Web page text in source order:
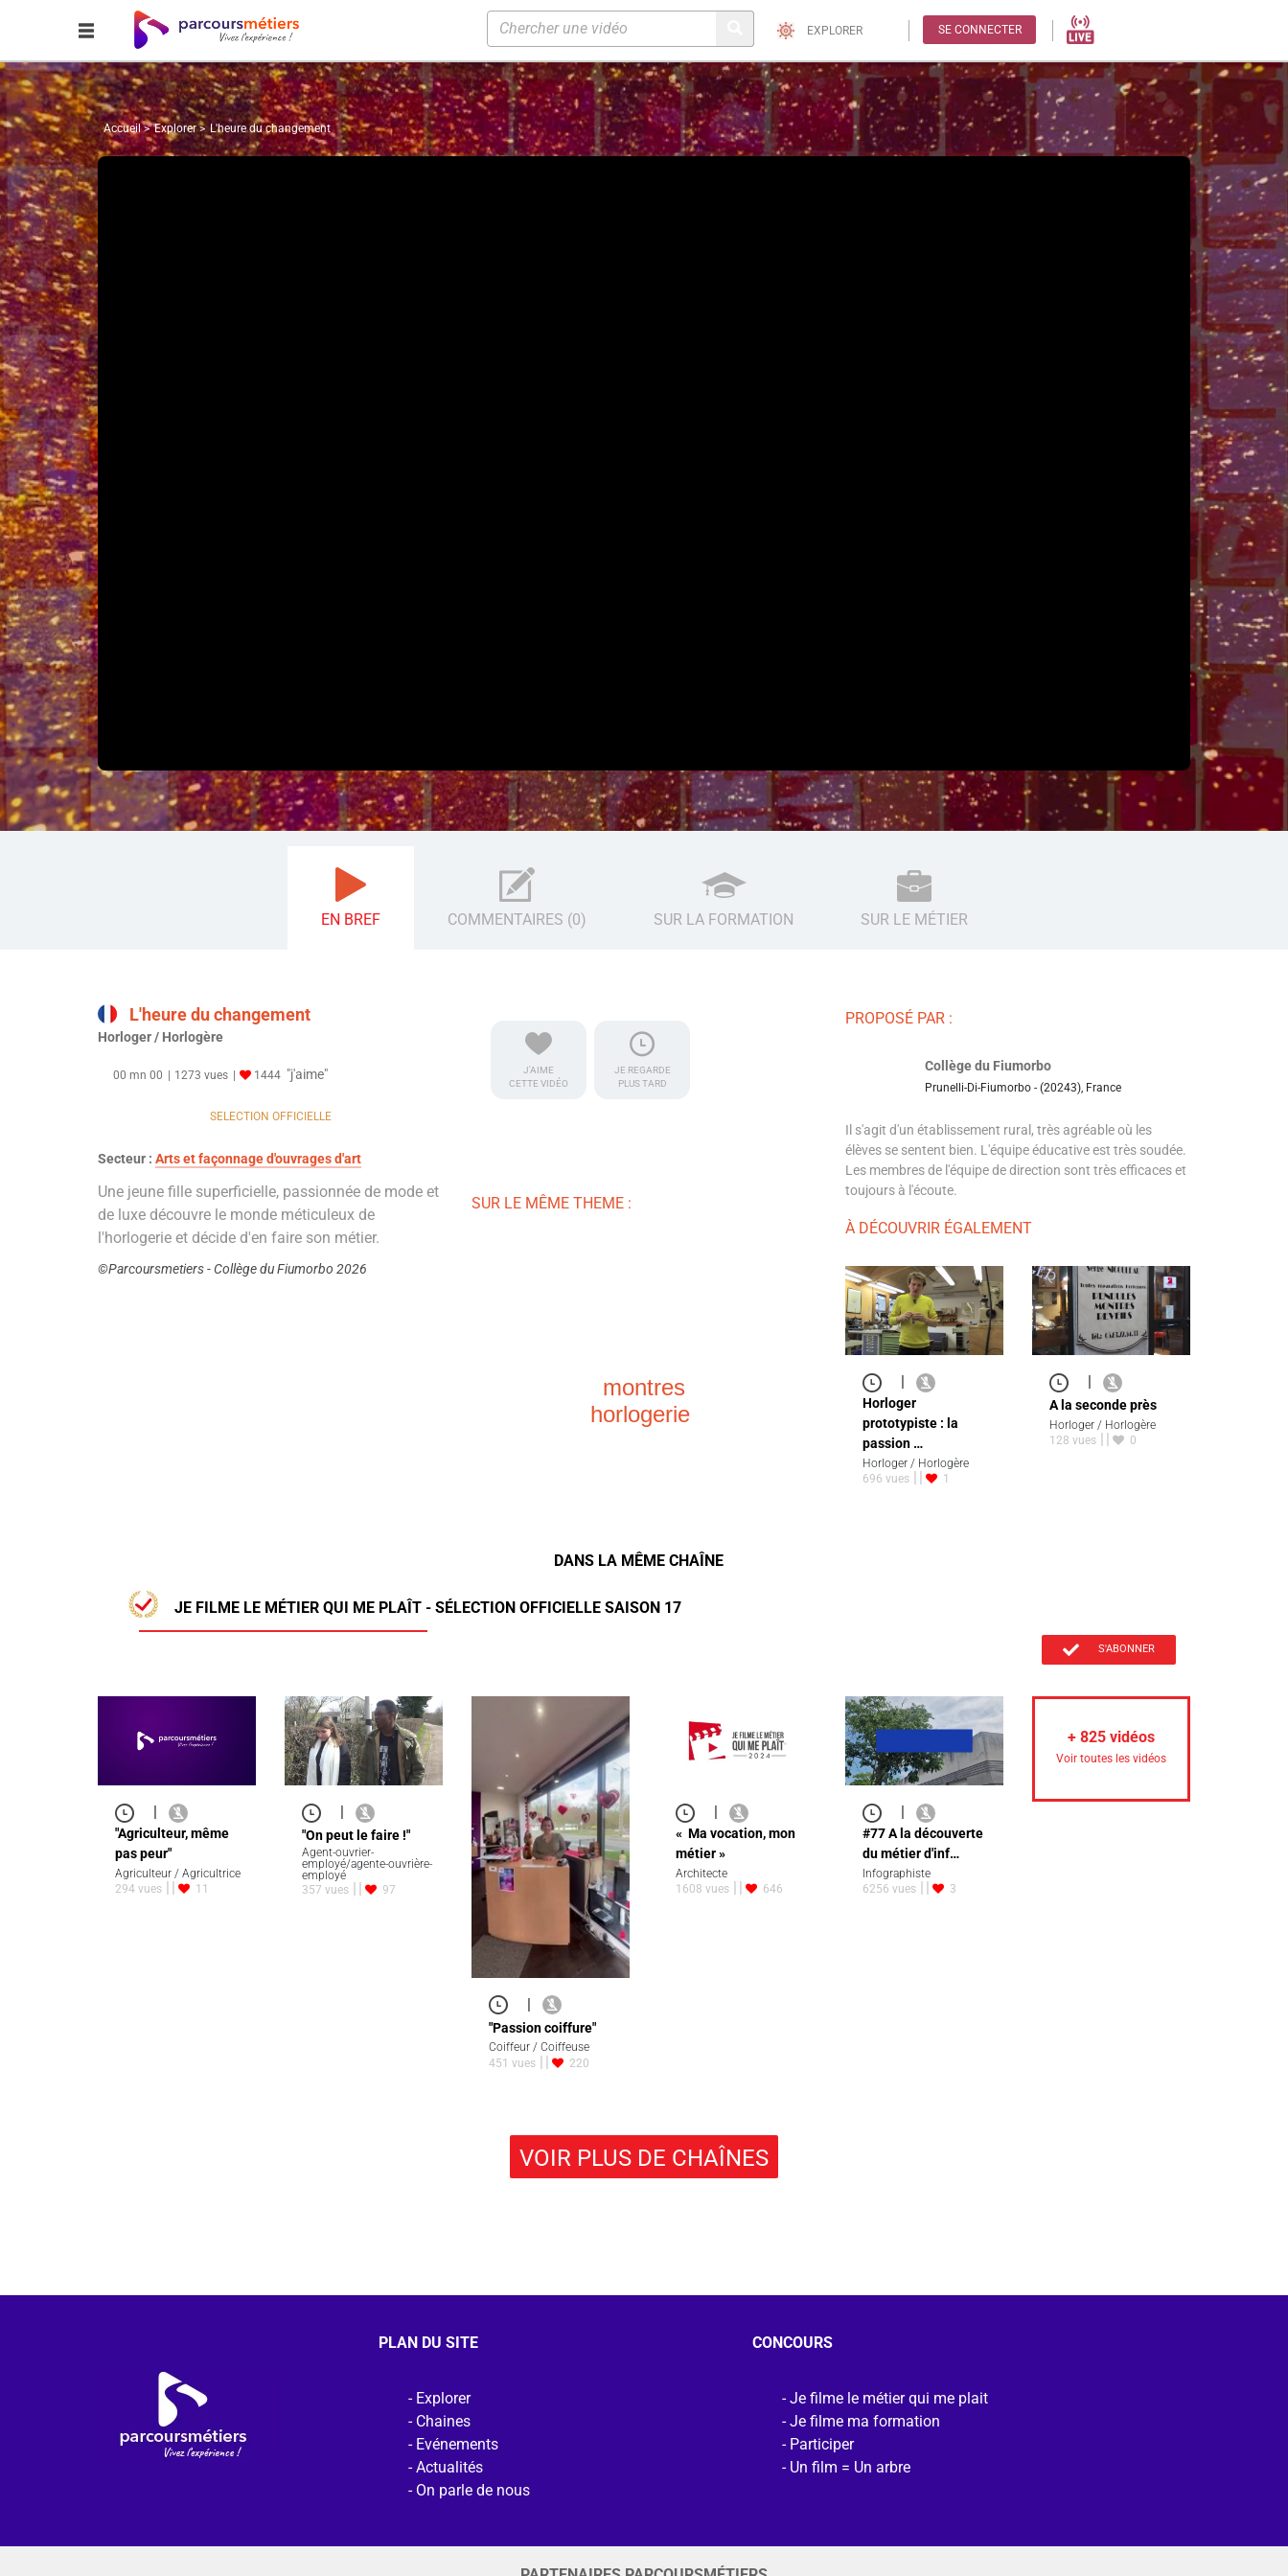
EXPLORER SE CONNECTER
Accueil Explorer L'heure du changement
EN BREF COMMENTAIRES (0) SUR LA FORMATION SUR LE MÉTIER
L'heure du changement
Horloger / Horlogère
00 mn 00 1273 vues 1444 "j'aime"
SELECTION OFFICIELLE
Secteur : Arts et façonnage d'ouvrages d'art
Une jeune fille superficielle, passionnée de mode et
de luxe découvre le monde méticuleux de
l'horlogerie et décide d'en faire son métier.
©Parcoursmetiers - Collège du Fiumorbo 2026
J'AIME
CETTE VIDÉO
JE REGARDE
PLUS TARD
SUR LE MÊME THEME :
montres
horlogerie
PROPOSÉ PAR :
Collège du Fiumorbo
Prunelli-Di-Fiumorbo - (20243), France
Il s'agit d'un établissement rural, très agréable où les
élèves se sentent bien. L'équipe éducative est très soudée.
Les membres de l'équipe de direction sont très efficaces et
toujours à l'écoute.
À DÉCOUVRIR ÉGALEMENT
Horloger
prototypiste : la
passion …
Horloger / Horlogère
696 vues
1
A la seconde près
Horloger / Horlogère
128 vues
0
DANS LA MÊME CHAÎNE
JE FILME LE MÉTIER QUI ME PLAÎT - SÉLECTION OFFICIELLE SAISON 17
S'ABONNER
|
"Agriculteur, même
pas peur"
Agriculteur / Agricultrice
294 vues
11
"On peut le faire !"
Agent-ouvrier-
employé/agente-ouvrière-
employé
357 vues
97
|
"Passion coiffure"
Coiffeur / Coiffeuse
451 vues
220
« Ma vocation, mon
métier »
Architecte
1608 vues
646
#77 A la découverte
du métier d'inf…
Infographiste
6256 vues
3
+ 825 vidéos
Voir toutes les vidéos
VOIR PLUS DE CHAÎNES
PLAN DU SITE
Explorer
Chaines
Evénements
Actualités
On parle de nous
CONCOURS
Je filme le métier qui me plait
Je filme ma formation
Participer
Un film = Un arbre